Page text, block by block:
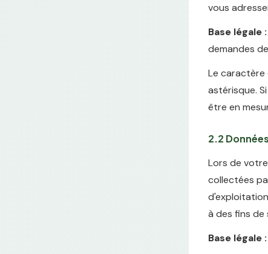
vous
Base légale :
demandes
Le caractère
astérisque.
être en
2.2
Lors de
collectées
à des fins
Base légale :